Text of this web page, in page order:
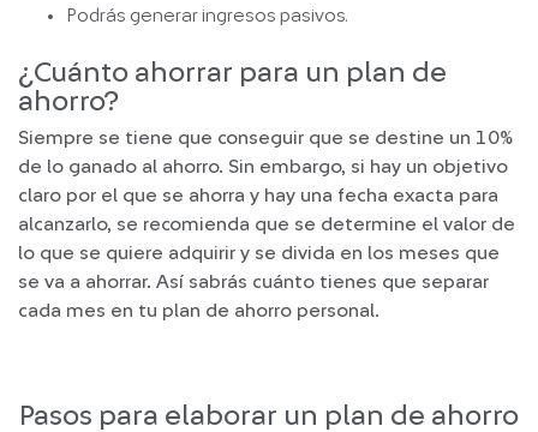
Podrás generar ingresos pasivos.
¿Cuánto ahorrar para un plan de
ahorro?
Siempre se tiene que conseguir que se destine un 10%
de lo ganado al ahorro. Sin embargo, si hay un objetivo
claro por el que se ahorra y hay una fecha exacta para
alcanzarlo, se recomienda que se determine el valor de
lo que se quiere adquirir y se divida en los meses que
se va a ahorrar. Así sabrás cuánto tienes que separar
cada mes en tu plan de ahorro personal.
Pasos para elaborar un plan de ahorro